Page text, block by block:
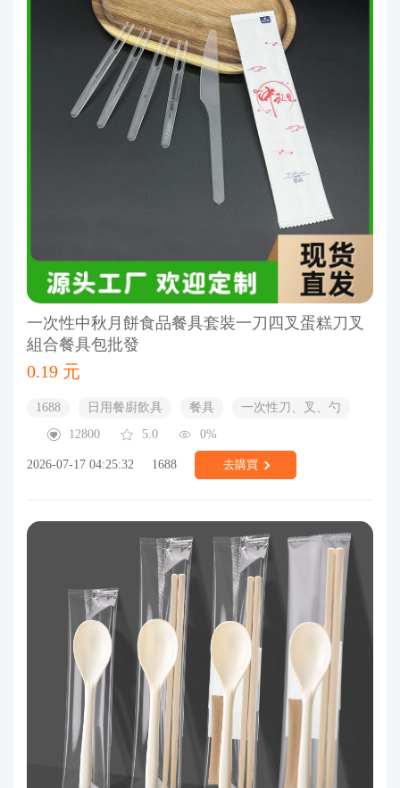
一次性中秋月餅食品餐具套裝一刀四叉蛋糕刀叉
組合餐具包批發
0.19 元
1688 日用餐廚飲具 餐具
一次性刀、叉、勺
12800
5.0 0%
2026-07-17 04:25:32 1688 去購買